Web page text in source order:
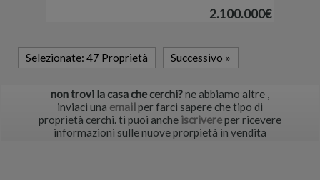
2.100.000€
Selezionate: 47 Proprietà Successivo »
non trovi la casa che cerchi?ne abbiamo altre ,
inviaci una emailper farci sapere che tipo di
proprietà cerchi. ti puoi anche iscrivereper ricevere
informazioni sulle nuove prorpietà in vendita